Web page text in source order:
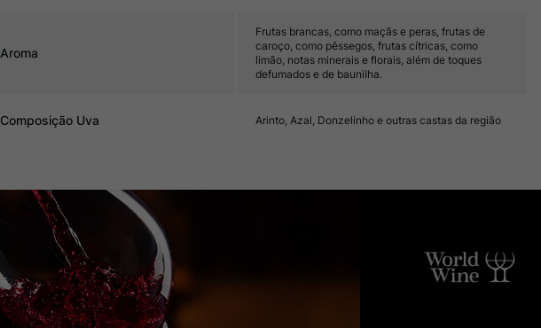
Aroma
Frutas brancas, como maçãs e peras, frutas de
caroço, como pêssegos, frutas cítricas, como
limão, notas minerais e florais, além de toques
defumados e de baunilha.
Composição Uva Arinto, Azal, Donzelinho e outras castas da região